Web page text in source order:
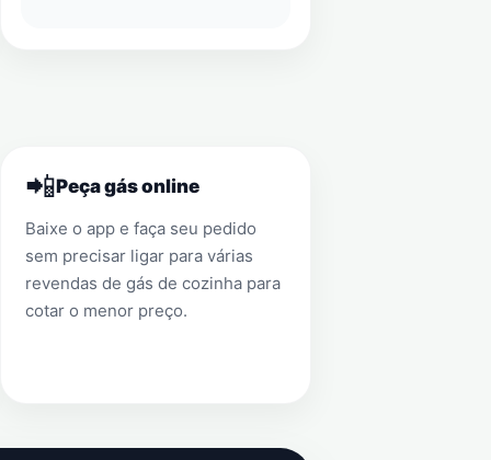
📲Peça gás online
Baixe o app e faça seu pedido
sem precisar ligar para várias
revendas de gás de cozinha para
cotar o menor preço.